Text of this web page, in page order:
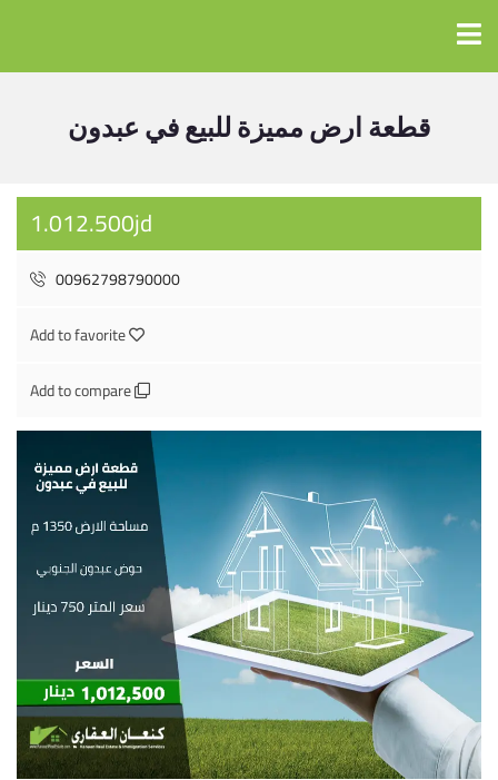
قطعة ارض مميزة للبيع في عبدون
1.012.500jd
00962798790000
Add to favorite
Add to compare